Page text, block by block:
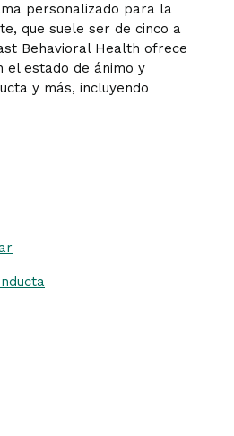
personalizado para la
que suele ser de cinco a
Behavioral Health ofrece
el estado de ánimo y
y más, incluyendo